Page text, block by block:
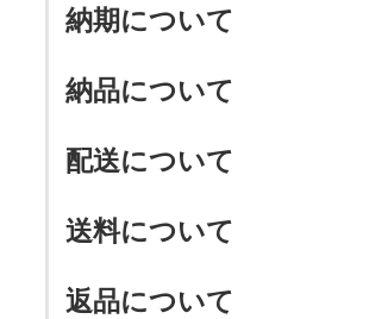
納期について
納品について
配送について
送料について
返品について